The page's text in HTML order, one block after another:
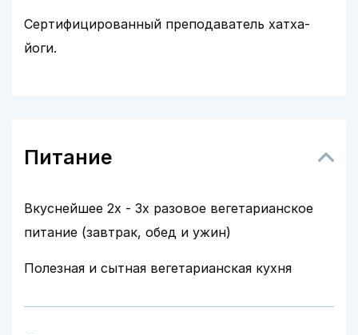
Сертифицированный преподаватель хатха-
йоги.
Питание
Вкуснейшее 2х - 3х разовое вегетарианское
питание (завтрак, обед и ужин)
Полезная и сытная вегетарианская кухня